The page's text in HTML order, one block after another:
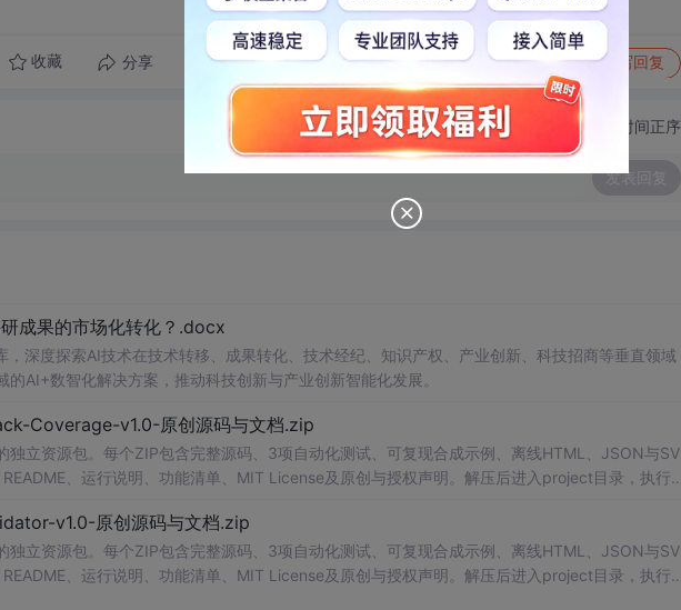
收藏 分享 转发到动态 举报 写回复
切换为时间正序
发表回复
成果的市场化转化？.docx
深度探索AI技术在技术转移、成果转化、技术经纪、知识产权、产业创新、科技招商等垂直领域
AI+数智化解决方案，推动科技创新与产业创新智能化发展。
Coverage-v1.0-原创源码与文档.zip
独立资源包。每个ZIP包含完整源码、3项自动化测试、可复现合成示例、离线HTML、JSON与SV
、运行说明、功能清单、MIT License及原创与授权声明。解压后进入project目录，执行np
志或其他受限素材。适合前端开发、AI应用工程、测试审计和课程实践。
v1.0-原创源码与文档.zip
独立资源包。每个ZIP包含完整源码、3项自动化测试、可复现合成示例、离线HTML、JSON与SV
、运行说明、功能清单、MIT License及原创与授权声明。解压后进入project目录，执行np